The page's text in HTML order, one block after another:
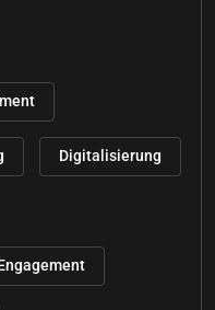
Digitalisierung